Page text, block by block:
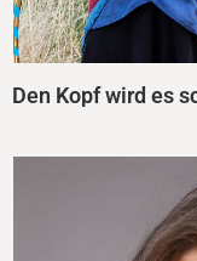
Den Kopf wird es